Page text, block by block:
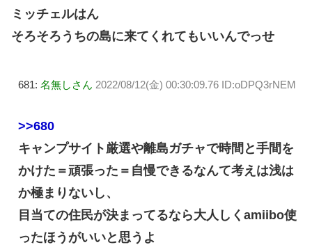
ミッチェルはん
そろそろうちの島に来てくれてもいいんでっせ
681: 名無しさん 2022/08/12(金) 00:30:09.76 ID:oDPQ3rNEM
>>680
キャンプサイト厳選や離島ガチャで時間と手間を
かけた＝頑張った＝自慢できるなんて考えは浅は
か極まりないし、
目当ての住民が決まってるなら大人しくamiibo使
ったほうがいいと思うよ